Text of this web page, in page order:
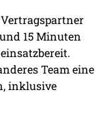
15 Minuten
Team eine
inklusive